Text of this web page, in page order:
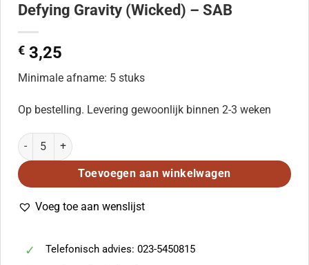
Defying Gravity (Wicked) – SAB
€ 3,25
Minimale afname: 5 stuks
Op bestelling. Levering gewoonlijk binnen 2-3 weken
Defying Gravity (Wicked) - SAB aantal
Toevoegen aan winkelwagen
Voeg toe aan wenslijst
Telefonisch advies: 023-5450815